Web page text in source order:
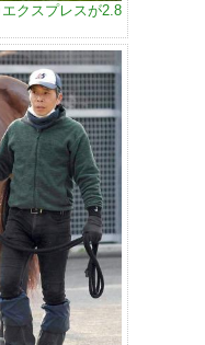
クスプレスが2.8